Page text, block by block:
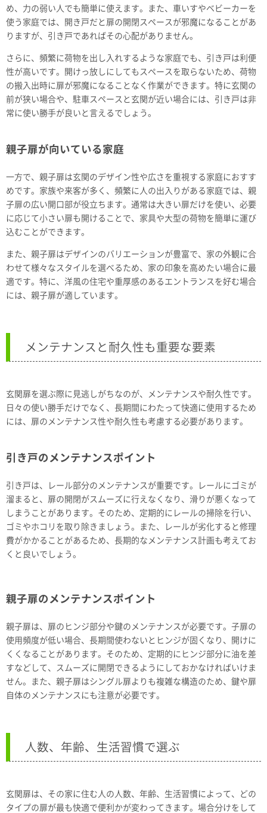
め、力の弱い人でも簡単に使えます。また、車いすやベビーカーを
使う家庭では、開き戸だと扉の開閉スペースが邪魔になることがあ
りますが、引き戸であればその心配がありません。
さらに、頻繁に荷物を出し入れするような家庭でも、引き戸は利便
性が高いです。開けっ放しにしてもスペースを取らないため、荷物
の搬入出時に扉が邪魔になることなく作業ができます。特に玄関の
前が狭い場合や、駐車スペースと玄関が近い場合には、引き戸は非
常に使い勝手が良いと言えるでしょう。
親子扉が向いている家庭
一方で、親子扉は玄関のデザイン性や広さを重視する家庭におすす
めです。家族や来客が多く、頻繁に人の出入りがある家庭では、親
子扉の広い開口部が役立ちます。通常は大きい扉だけを使い、必要
に応じて小さい扉も開けることで、家具や大型の荷物を簡単に運び
込むことができます。
また、親子扉はデザインのバリエーションが豊富で、家の外観に合
わせて様々なスタイルを選べるため、家の印象を高めたい場合に最
適です。特に、洋風の住宅や重厚感のあるエントランスを好む場合
には、親子扉が適しています。
メンテナンスと耐久性も重要な要素
玄関扉を選ぶ際に見逃しがちなのが、メンテナンスや耐久性です。
日々の使い勝手だけでなく、長期間にわたって快適に使用するため
には、扉のメンテナンス性や耐久性も考慮する必要があります。
引き戸のメンテナンスポイント
引き戸は、レール部分のメンテナンスが重要です。レールにゴミが
溜まると、扉の開閉がスムーズに行えなくなり、滑りが悪くなって
しまうことがあります。そのため、定期的にレールの掃除を行い、
ゴミやホコリを取り除きましょう。また、レールが劣化すると修理
費がかかることがあるため、長期的なメンテナンス計画も考えてお
くと良いでしょう。
親子扉のメンテナンスポイント
親子扉は、扉のヒンジ部分や鍵のメンテナンスが必要です。子扉の
使用頻度が低い場合、長期間使わないとヒンジが固くなり、開けに
くくなることがあります。そのため、定期的にヒンジ部分に油を差
すなどして、スムーズに開閉できるようにしておかなければいけま
せん。また、親子扉はシングル扉よりも複雑な構造のため、鍵や扉
自体のメンテナンスにも注意が必要です。
人数、年齢、生活習慣で選ぶ
玄関扉は、その家に住む人の人数、年齢、生活習慣によって、どの
タイプの扉が最も快適で便利かが変わってきます。場合分けをして